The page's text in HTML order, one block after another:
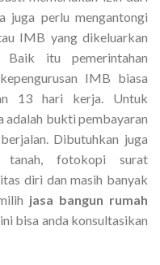
juga perlu mengantongi
IMB yang dikeluarkan
Baik itu pemerintahan
IMB biasa
13 hari kerja. Untuk
adalah bukti pembayaran
Dibutuhkan juga
tanah, fotokopi surat
diri dan masih banyak
jasa bangun rumah
bisa anda konsultasikan